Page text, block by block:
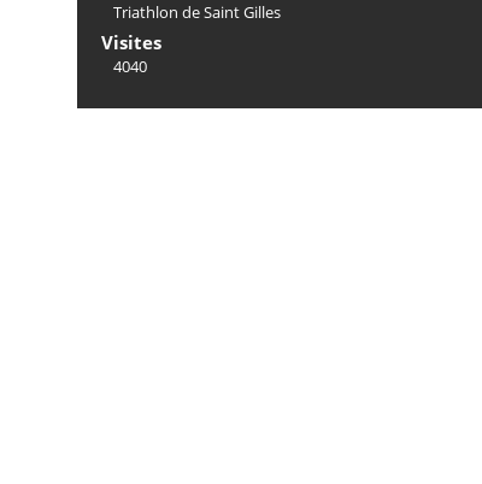
Triathlon de Saint Gilles
Visites
4040